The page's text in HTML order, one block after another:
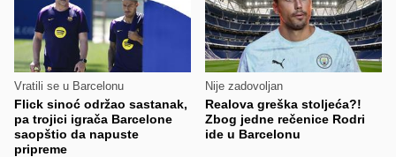
Vratili se u Barcelonu
Flick sinoć održao sastanak,
pa trojici igrača Barcelone
saopštio da napuste
pripreme
Nije zadovoljan
Realova greška stoljeća?!
Zbog jedne rečenice Rodri
ide u Barcelonu